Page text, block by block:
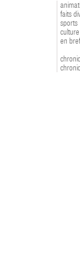
faits
sports
culture
en bref